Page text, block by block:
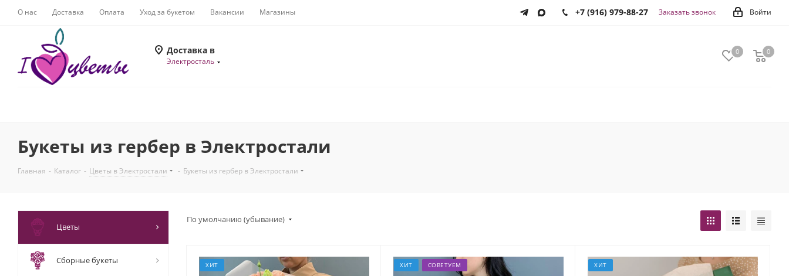
О нас Доставка Оплата Уход за букетом Вакансии Магазины Войти
+7 (916) 979-88-27 Заказать звонок
Доставка в
Электросталь
0 0
0
Букеты из гербер в Электростали
Главная - Каталог - Цветы в Электростали - Букеты из гербер в Электростали
По умолчанию (убывание)
ХИТ ХИТ СОВЕТУЕМ ХИТ
Цветы
Сборные букеты